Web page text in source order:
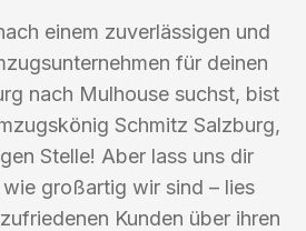
einem zuverlässigen und
für deinen
nach Mulhouse suchst, bist
Schmitz Salzburg,
Stelle! Aber lass uns dir
großartig wir sind – lies
Kunden über ihren